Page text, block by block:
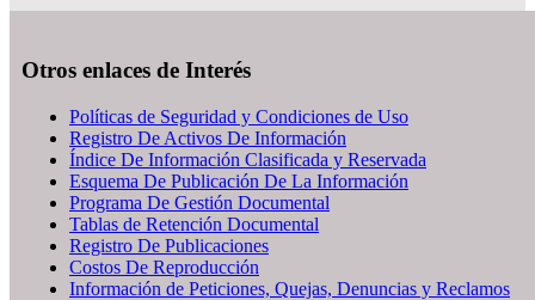
Otros enlaces de Interés
Políticas de Seguridad y Condiciones de Uso
Registro De Activos De Información
Índice De Información Clasificada y Reservada
Esquema De Publicación De La Información
Programa De Gestión Documental
Tablas de Retención Documental
Registro De Publicaciones
Costos De Reproducción
Información de Peticiones, Quejas, Denuncias y Reclamos